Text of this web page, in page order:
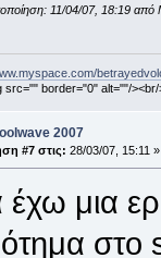
11/04/07, 18:19 από
src="" border="0" alt=""/
2007
#7 στις: 28/03/07, 15:11 »
έχω μια
στο